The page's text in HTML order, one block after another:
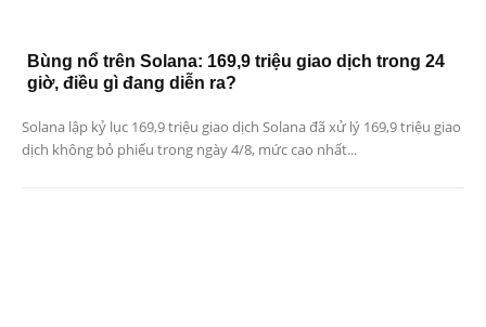
Bùng nổ trên Solana: 169,9 triệu giao dịch trong 24
giờ, điều gì đang diễn ra?
Solana lập kỷ lục 169,9 triệu giao dịch Solana đã xử lý 169,9 triệu giao
dịch không bỏ phiếu trong ngày 4/8, mức cao nhất...